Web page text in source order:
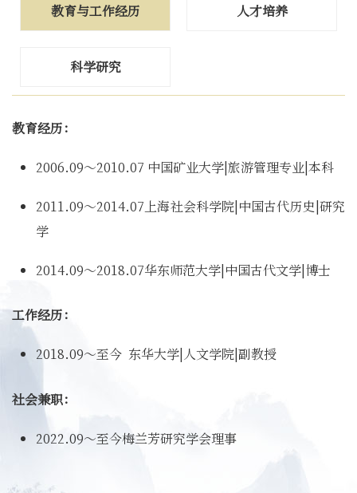
教育与工作经历 人才培养
科学研究
教育经历：
2006.09～2010.07 中国矿业大学|旅游管理专业|本科
2011.09～2014.07上海社会科学院|中国古代历史|研究
学
2014.09～2018.07华东师范大学|中国古代文学|博士
工作经历：
2018.09～至今 东华大学|人文学院|副教授
社会兼职：
2022.09～至今梅兰芳研究学会理事